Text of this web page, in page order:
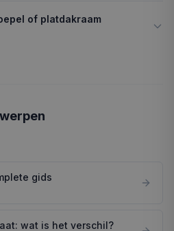
of platdakraam
gids
wat is het verschil?